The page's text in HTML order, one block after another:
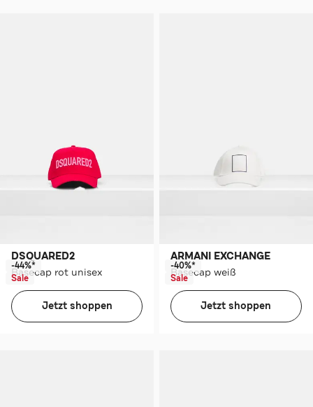
DSQUARED2
Basecap rot unisex
-44%*
Sale
Jetzt shoppen
ARMANI EXCHANGE
Basecap weiß
-40%*
Sale
Jetzt shoppen